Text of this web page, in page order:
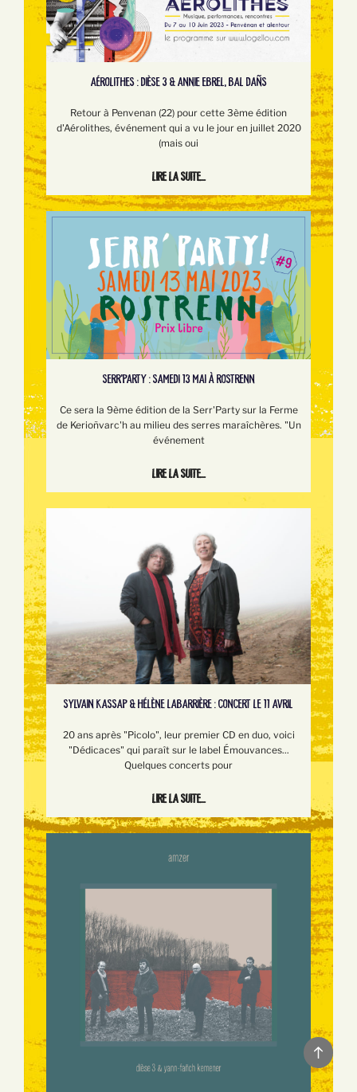
AÉROLITHES : DIÈSE 3 & ANNIE EBREL, BAL DAÑS
Retour à Penvenan (22) pour cette 3ème édition
d'Aérolithes, événement qui a vu le jour en juillet 2020
(mais oui
Lire la suite...
SERR’PARTY : SAMEDI 13 MAI À ROSTRENN
Ce sera la 9ème édition de la Serr'Party sur la Ferme
de Kerioñvarc'h au milieu des serres maraîchères. "Un
événement
Lire la suite...
SYLVAIN KASSAP & HÉLÈNE LABARRIÈRE : CONCERT LE 11 AVRIL
20 ans après "Picolo", leur premier CD en duo, voici
"Dédicaces" qui paraît sur le label Émouvances...
Quelques concerts pour
Lire la suite...
Back
to